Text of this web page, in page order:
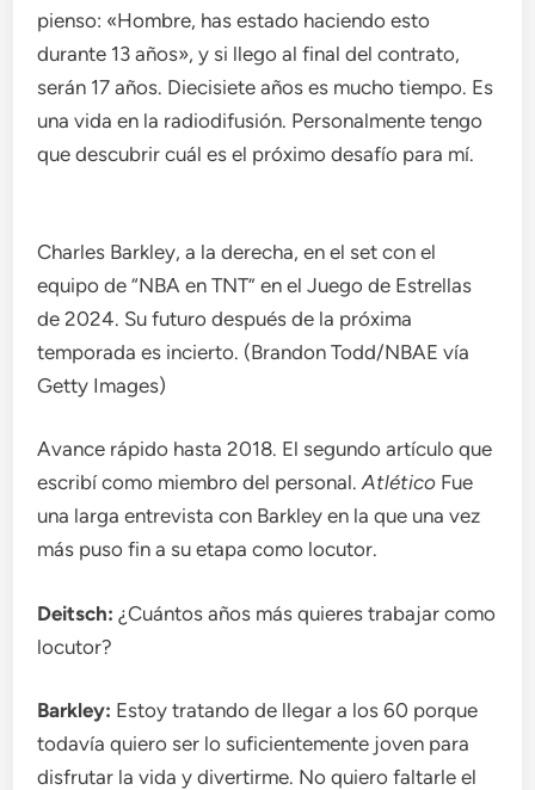
pienso: «Hombre, has estado haciendo esto
durante 13 años», y si llego al final del contrato,
serán 17 años. Diecisiete años es mucho tiempo. Es
una vida en la radiodifusión. Personalmente tengo
que descubrir cuál es el próximo desafío para mí.
Charles Barkley, a la derecha, en el set con el
equipo de “NBA en TNT” en el Juego de Estrellas
de 2024. Su futuro después de la próxima
temporada es incierto. (Brandon Todd/NBAE vía
Getty Images)
Avance rápido hasta 2018. El segundo artículo que
escribí como miembro del personal.Atlético Fue
una larga entrevista con Barkley en la que una vez
más puso fin a su etapa como locutor.
Deitsch: ¿Cuántos años más quieres trabajar como
locutor?
Barkley: Estoy tratando de llegar a los 60 porque
todavía quiero ser lo suficientemente joven para
disfrutar la vida y divertirme. No quiero faltarle el